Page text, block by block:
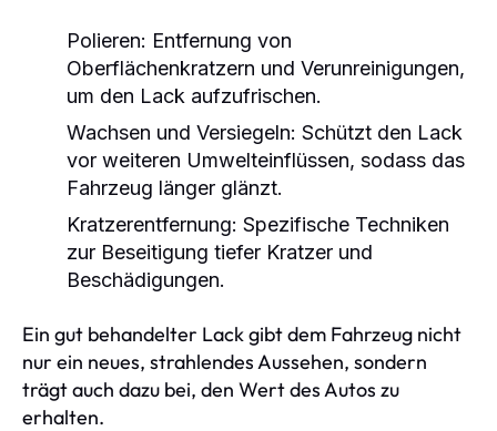
Polieren: Entfernung von
Oberflächenkratzern und Verunreinigungen,
um den Lack aufzufrischen.
Wachsen und Versiegeln: Schützt den Lack
vor weiteren Umwelteinflüssen, sodass das
Fahrzeug länger glänzt.
Kratzerentfernung: Spezifische Techniken
zur Beseitigung tiefer Kratzer und
Beschädigungen.
Ein gut behandelter Lack gibt dem Fahrzeug nicht
nur ein neues, strahlendes Aussehen, sondern
trägt auch dazu bei, den Wert des Autos zu
erhalten.